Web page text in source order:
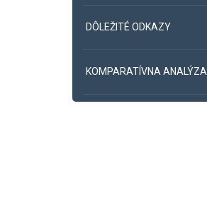
DÔLEŽITÉ ODKAZY
KOMPARATÍVNA ANALÝZA